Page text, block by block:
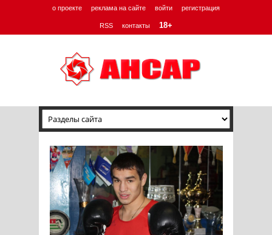
о проекте реклама на сайте войти регистрация
RSS контакты 18+